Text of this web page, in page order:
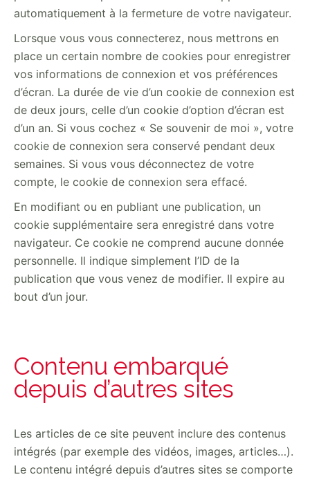
automatiquement à la fermeture de votre navigateur.
Lorsque vous vous connecterez, nous mettrons en
place un certain nombre de cookies pour enregistrer
vos informations de connexion et vos préférences
d’écran. La durée de vie d’un cookie de connexion est
de deux jours, celle d’un cookie d’option d’écran est
d’un an. Si vous cochez « Se souvenir de moi », votre
cookie de connexion sera conservé pendant deux
semaines. Si vous vous déconnectez de votre
compte, le cookie de connexion sera effacé.
En modifiant ou en publiant une publication, un
cookie supplémentaire sera enregistré dans votre
navigateur. Ce cookie ne comprend aucune donnée
personnelle. Il indique simplement l’ID de la
publication que vous venez de modifier. Il expire au
bout d’un jour.
Contenu embarqué
depuis d’autres sites
Les articles de ce site peuvent inclure des contenus
intégrés (par exemple des vidéos, images, articles…).
Le contenu intégré depuis d’autres sites se comporte